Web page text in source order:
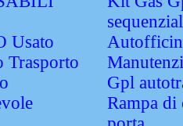
Usato
Trasporto
Gpl
Rampa di